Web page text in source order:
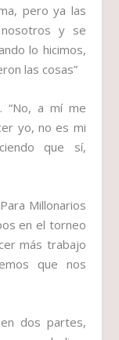
pero ya las
y se
lo hicimos,
las cosas”
“No, a mí me
yo, no es mi
que sí,
Millonarios
en el torneo
más trabajo
que nos
dos partes,